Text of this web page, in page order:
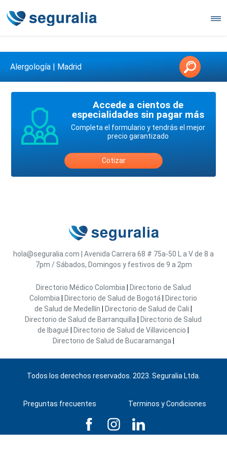
Contáctanos en 3147146006
Alergología | Madrid
Accede a cientos de
especialidades sin pagar más
Completa el formulario y tendrás el mejor
precio garantizado
Cotizar
hola@seguralia.com Avenida Carrera 68 # 75a-50
L a V de 8 a
7pm / Sábados, Domingos y festivos de 9 a 2pm
Directorio Médico Colombia
Directorio de Salud
Colombia
Directorio de Salud de Bogotá
Directorio
de Salud de Medellín
Directorio de Salud de Cali
Directorio de Salud de Barranquilla
Directorio de Salud
de Ibagué
Directorio de Salud de Villavicencio
Directorio de Salud de Bucaramanga
Todos los derechos reservados. 2023. Seguralia Ltda.
Preguntas frecuentes Terminos y Condiciones